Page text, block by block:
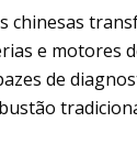
chinesas
e motores
de